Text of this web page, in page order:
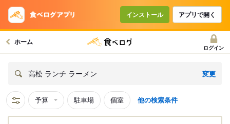
インストール アプリで開く
ホーム
ログイン
高松 ランチ ラーメン 変更
予算 駐車場 個室 他の検索条件